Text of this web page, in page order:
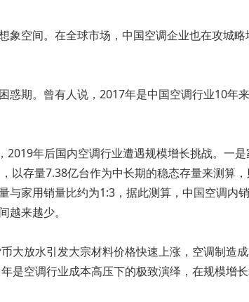
象空间。在全球市场，中国空调企业也在攻城
惑期。曾有人说，2017年是中国空调行业10年
年后国内空调行业遭遇规模增长挑战。一
以存量7.38亿台作为中长期的稳态存量来测算
与家用销量比约为1:3，据此测算，中国空调内
来越少。
大放水引发大宗材料价格快速上涨，空调制造
是空调行业成本高压下的极致演绎，在规模增